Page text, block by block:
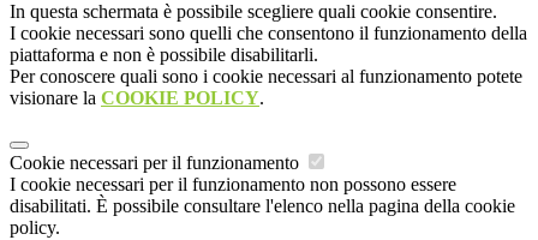
In questa schermata è possibile scegliere quali cookie consentire.
I cookie necessari sono quelli che consentono il funzionamento della
piattaforma e non è possibile disabilitarli.
Per conoscere quali sono i cookie necessari al funzionamento potete
visionare la COOKIE POLICY.
Cookie necessari per il funzionamento
I cookie necessari per il funzionamento non possono essere
disabilitati. È possibile consultare l'elenco nella pagina della cookie
policy.